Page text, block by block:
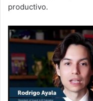
productivo.